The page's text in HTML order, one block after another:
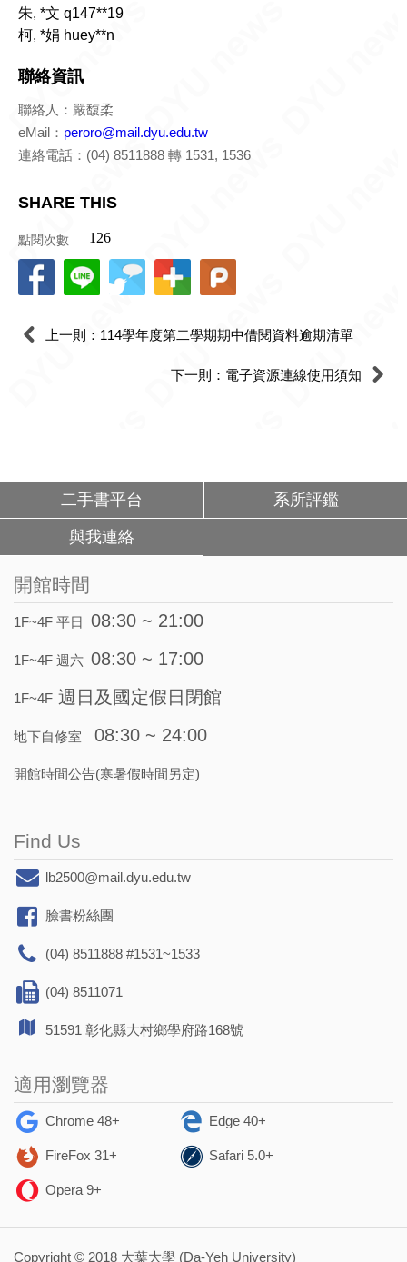
朱, *文 q147**19
柯, *娟 huey**n
聯絡資訊
聯絡人：嚴馥柔
eMail： peroro@mail.dyu.edu.tw
連絡電話：(04) 8511888 轉 1531, 1536
SHARE THIS
點閱次數
上一則：114學年度第二學期期中借閱資料逾期清單
下一則：電子資源連線使用須知
二手書平台 系所評鑑
與我連絡
開館時間
1F~4F 平日 08:30 ~ 21:00
1F~4F 週六 08:30 ~ 17:00
1F~4F 週日及國定假日閉館
地下自修室 08:30 ~ 24:00
開館時間公告(寒暑假時間另定)
Find Us
lb2500@mail.dyu.edu.tw
臉書粉絲團
(04) 8511888 #1531~1533
(04) 8511071
51591 彰化縣大村鄉學府路168號
適用瀏覽器
Chrome 48+ Edge 40+
FireFox 31+ Safari 5.0+
Opera 9+
Copyright © 2018 大葉大學 (Da-Yeh University)